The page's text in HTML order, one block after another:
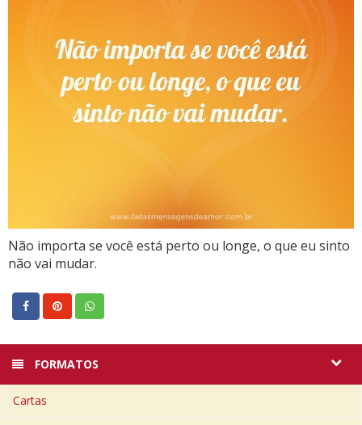
Não importa se você está perto ou longe, o que eu sinto
não vai mudar.
FORMATOS
Cartas